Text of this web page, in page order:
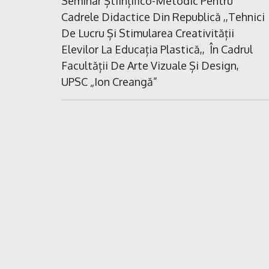
articole
Post:
Cadrele Didactice Din Republică ,,Tehnici
De Lucru Și Stimularea Creativității
Elevilor La Educația Plastică,, În Cadrul
Facultății De Arte Vizuale Și Design,
UPSC „Ion Creangă”